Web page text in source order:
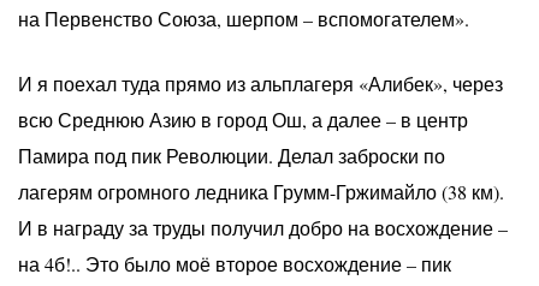
на Первенство Союза, шерпом – вспомогателем».
И я поехал туда прямо из альплагеря «Алибек», через
всю Среднюю Азию в город Ош, а далее – в центр
Памира под пик Революции. Делал заброски по
лагерям огромного ледника Грумм-Гржимайло (38 км).
И в награду за труды получил добро на восхождение –
на 4б!.. Это было моё второе восхождение – пик